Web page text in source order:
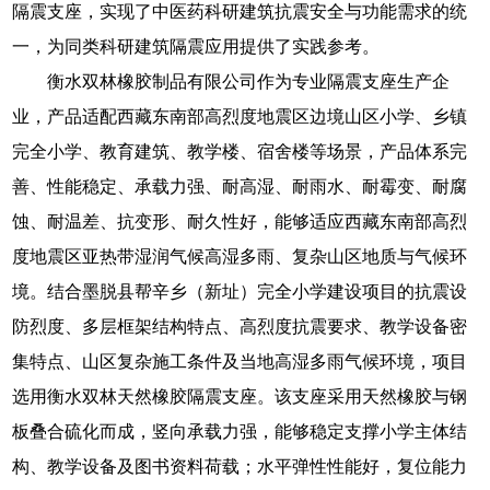
隔震支座，实现了中医药科研建筑抗震安全与功能需求的统
一，为同类科研建筑隔震应用提供了实践参考。
衡水双林橡胶制品有限公司作为专业隔震支座生产企
业，产品适配西藏东南部高烈度地震区边境山区小学、乡镇
完全小学、教育建筑、教学楼、宿舍楼等场景，产品体系完
善、性能稳定、承载力强、耐高湿、耐雨水、耐霉变、耐腐
蚀、耐温差、抗变形、耐久性好，能够适应西藏东南部高烈
度地震区亚热带湿润气候高湿多雨、复杂山区地质与气候环
境。结合墨脱县帮辛乡（新址）完全小学建设项目的抗震设
防烈度、多层框架结构特点、高烈度抗震要求、教学设备密
集特点、山区复杂施工条件及当地高湿多雨气候环境，项目
选用衡水双林天然橡胶隔震支座。该支座采用天然橡胶与钢
板叠合硫化而成，竖向承载力强，能够稳定支撑小学主体结
构、教学设备及图书资料荷载；水平弹性性能好，复位能力